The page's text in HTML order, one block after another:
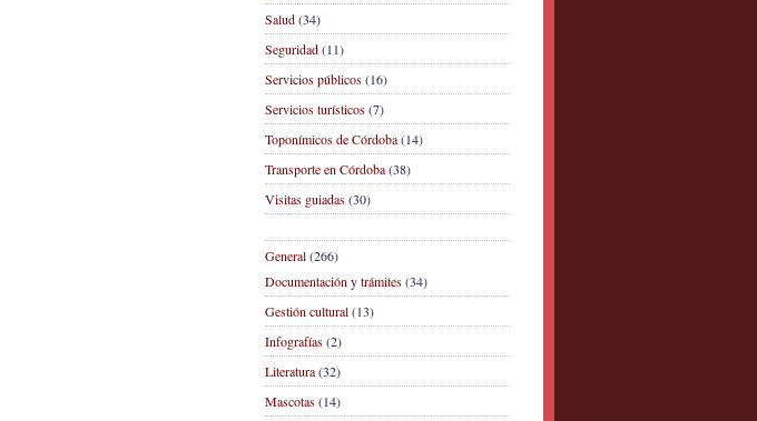
Salud(34)
Seguridad(11)
Servicios públicos(16)
Servicios turísticos(7)
Toponímicos de Córdoba(14)
Transporte en Córdoba(38)
Visitas guiadas(30)
General(266)
Documentación y trámites(34)
Gestión cultural(13)
Infografías(2)
Literatura(32)
Mascotas(14)